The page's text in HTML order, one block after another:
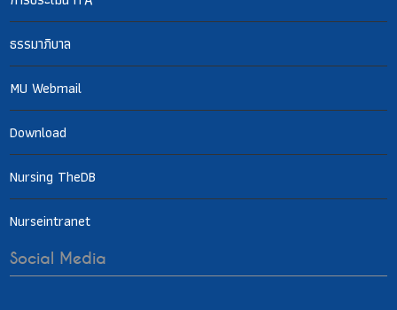
ธรรมาภิบาล
MU Webmail
Download
Nursing TheDB
Nurseintranet
Social Media